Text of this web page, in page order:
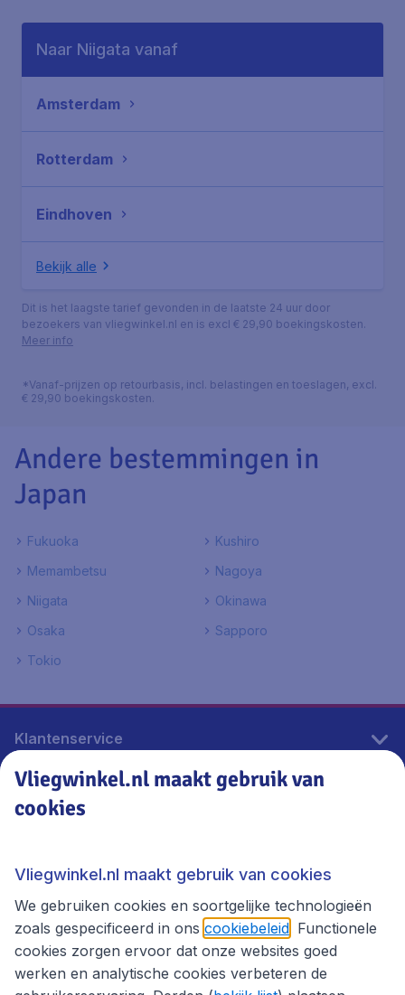
Naar Niigata vanaf
Amsterdam
Rotterdam
Eindhoven
Bekijk alle
Dit is het laagste tarief gevonden in de laatste 24 uur door
bezoekers van vliegwinkel.nl en is excl € 29,90 boekingskosten.
Meer info
*Vanaf-prijzen op retourbasis, incl. belastingen en toeslagen, excl.
€ 29,90 boekingskosten.
Andere bestemmingen in
Japan
Fukuoka
Kushiro
Memambetsu
Nagoya
Niigata
Okinawa
Osaka
Sapporo
Tokio
Klantenservice
Vliegwinkel.nl
Thema's
Vliegwinkel.nl maakt gebruik van
cookies
Vliegwinkel.nl maakt gebruik van cookies
We gebruiken cookies en soortgelijke technologieën
zoals gespecificeerd in ons cookiebeleid . Functionele
cookies zorgen ervoor dat onze websites goed
werken en analytische cookies verbeteren de